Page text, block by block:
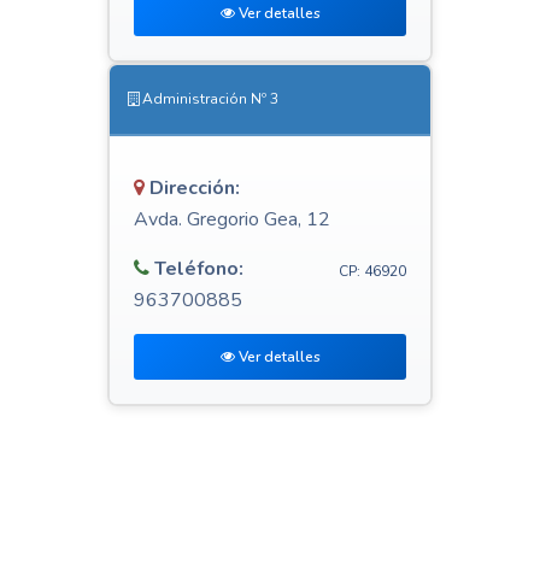
Ver detalles
Administración Nº 3
Dirección:
Avda. Gregorio Gea, 12
CP: 46920
Teléfono:
963700885
Ver detalles